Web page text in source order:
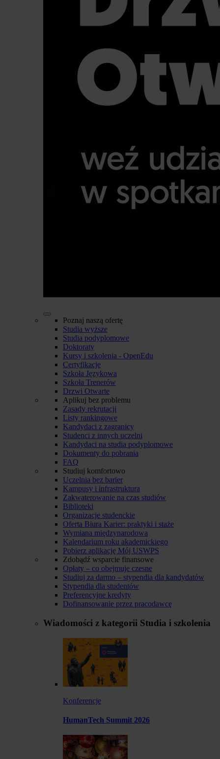
Poznaj naszą ofertę
Studia wyższe
Studia podyplomowe
Doktoraty
Kursy i szkolenia - OpenEdu
Certyfikacje
Szkoła Językowa
Szkoła Trenerów
Drzwi Otwarte
Aplikuj bez problemu
Zasady rekrutacji
Listy rankingowe
Kandydaci z zagranicy
Studenci z innych uczelni
Kandydaci na studia podyplomowe
Dokumenty do pobrania
FAQ
Studiuj komfortowo
Uczelnia bez barier
Kampusy i infrastruktura
Zakwaterowanie na czas studiów
Biblioteki
Organizacje studenckie
Oferta Biura Karier: praktyki i staże
Wymiana międzynarodowa
Kalendarium roku akademickiego
Pobierz aplikację Mój USWPS
Zdobądź wsparcie finansowe
Opłaty – co obejmuje czesne
Studiuj za darmo – stypendia dla kandydatów
Stypendia dla studentów
Preferencyjne kredyty
Dofinansowanie przez pracodawcę
Wiadomości z kategorii Studia i szkolenia
Konferencje
HumanTech Summit 2026